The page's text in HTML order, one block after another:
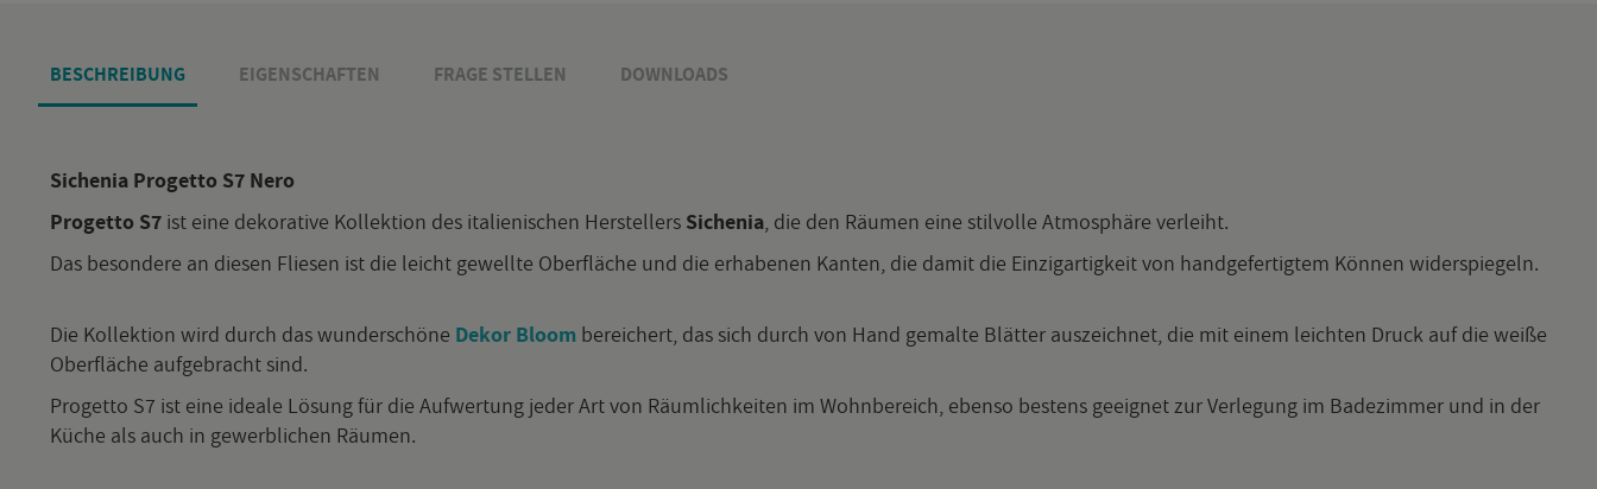
BE­SCHREI­BUNG EI­GEN­SCHAF­TEN FRAGE STEL­LEN DOWN­LOADS
Si­che­nia Pro­get­to S7 Nero
Pro­get­to S7 ist eine de­ko­ra­ti­ve Kol­lek­ti­on des ita­lie­ni­schen Her­stel­lers Si­che­nia, die den Räu­men eine stil­vol­le At­mo­sphä­re ver­leiht.
Das be­son­de­re an die­sen Flie­sen ist die leicht ge­well­te Ober­flä­che und die er­ha­be­nen Kan­ten, die damit die Ein­zig­ar­tig­keit von hand­ge­fer­tig­tem Kön­nen wi­der­spie­geln.
Die Kol­lek­ti­on wird durch das wun­der­schö­ne Dekor Bloom be­rei­chert, das sich durch von Hand ge­mal­te Blät­ter aus­zeich­net, die mit einem leich­ten Druck auf die weiße
Ober­flä­che auf­ge­bracht sind.
Pro­get­to S7 ist eine idea­le Lö­sung für die Auf­wer­tung jeder Art von Räum­lich­kei­ten im Wohn­be­reich, eben­so bes­tens ge­eig­net zur Ver­le­gung im Ba­de­zim­mer und in der
Küche als auch in ge­werb­li­chen Räu­men.